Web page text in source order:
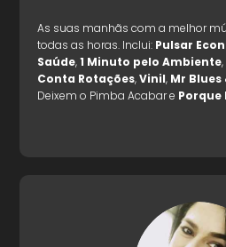
As suas manhãs com a melhor
todas as horas. Inclui: Pulsar
Saúde,1 Minuto pelo Ambiente
Conta Rotações,Vinil, Mr Blues
Deixem o Pimba Acabar e Porque